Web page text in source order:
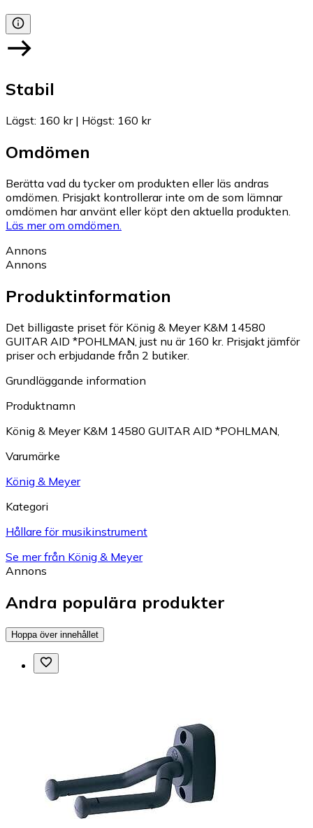
Stabil
Lägst: 160 kr| Högst: 160 kr
Omdömen
Berätta vad du tycker om produkten eller läs andras
omdömen. Prisjakt kontrollerar inte om de som lämnar
omdömen har använt eller köpt den aktuella produkten.
Läs mer om omdömen.
Annons
Annons
Produktinformation
Det billigaste priset för König & Meyer K&M 14580
GUITAR AID *POHLMAN, just nu är 160 kr. Prisjakt jämför
priser och erbjudande från 2 butiker.
Grundläggande information
Produktnamn
König & Meyer K&M 14580 GUITAR AID *POHLMAN,
Varumärke
König & Meyer
Kategori
Hållare för musikinstrument
Se mer från König & Meyer
Annons
Andra populära produkter
Hoppa över innehållet